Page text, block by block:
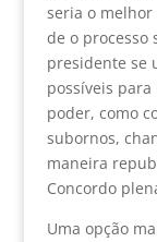
seria o
de o processo
presidente se
possíveis
poder, como
subornos,
maneira
Concordo
Uma opção